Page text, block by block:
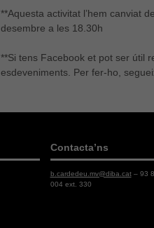
**Aquesta activitat l’hem canviat
desembre a les 18.30h
**Si tens Facebook et pot ser útil
esdeveniments. Per fer-ho,
Contacta’ns
b.cardedeu.mv@diba.cat– 93
004 ext. 330